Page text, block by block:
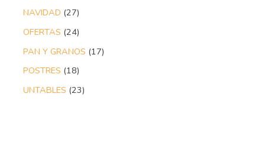
NAVIDAD 27
OFERTAS 24
PAN Y GRANOS 17
POSTRES 18
UNTABLES 23